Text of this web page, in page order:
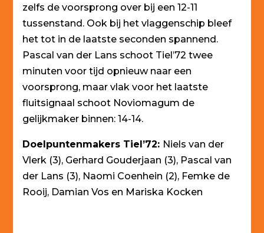
zelfs de voorsprong over bij een 12-11
tussenstand. Ook bij het vlaggenschip bleef
het tot in de laatste seconden spannend.
Pascal van der Lans schoot Tiel’72 twee
minuten voor tijd opnieuw naar een
voorsprong, maar vlak voor het laatste
fluitsignaal schoot Noviomagum de
gelijkmaker binnen: 14-14.
Doelpuntenmakers Tiel’72: Niels van der
Vlerk (3), Gerhard Gouderjaan (3), Pascal van
der Lans (3), Naomi Coenhein (2), Femke de
Rooij, Damian Vos en Mariska Kocken